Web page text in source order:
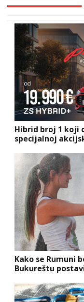
Hibrid broj 1 koji
specijalnoj
Kako se Rumuni
Bukureštu